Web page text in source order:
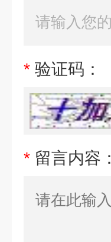
* 验证码：
* 留言内容：